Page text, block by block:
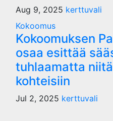
Aug 9, 2025 kerttuvali
Kokoomus
Kokoomuksen
osaa esittää
tuhlaamatta
kohteisiin
Jul 2, 2025 kerttuvali